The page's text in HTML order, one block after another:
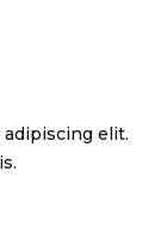
elit.